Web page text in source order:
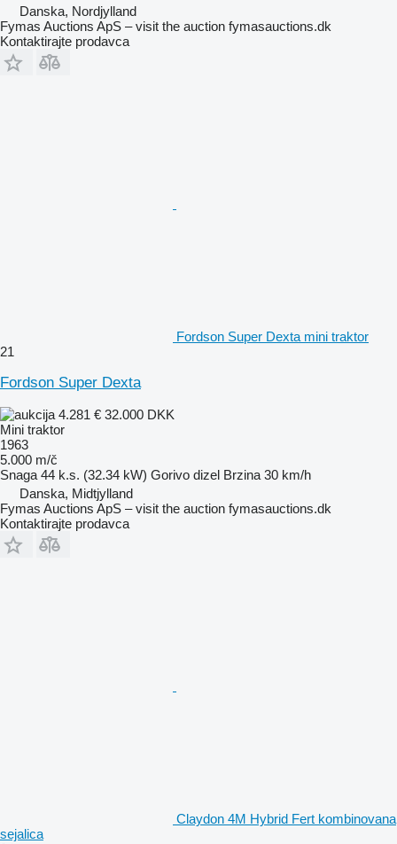
Danska, Nordjylland
Fymas Auctions ApS – visit the auction fymasauctions.dk
Kontaktirajte prodavca
Fordson Super Dexta mini traktor
21
Fordson Super Dexta
4.281 € 32.000 DKK
Mini traktor
1963
5.000 m/č
Snaga 44 k.s. (32.34 kW) Gorivo dizel Brzina 30 km/h
Danska, Midtjylland
Fymas Auctions ApS – visit the auction fymasauctions.dk
Kontaktirajte prodavca
Claydon 4M Hybrid Fert kombinovana
sejalica